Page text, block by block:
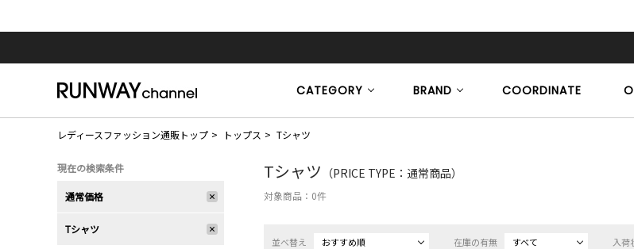
CATEGORY BRAND COORDINATE
レディースファッション通販トップ トップス Tシャツ
Tシャツ （PRICE TYPE：通常商品）
対象商品： 0件
並べ替え おすすめ順 在庫の有無 すべて 入荷
現在の検索条件
通常価格
Tシャツ